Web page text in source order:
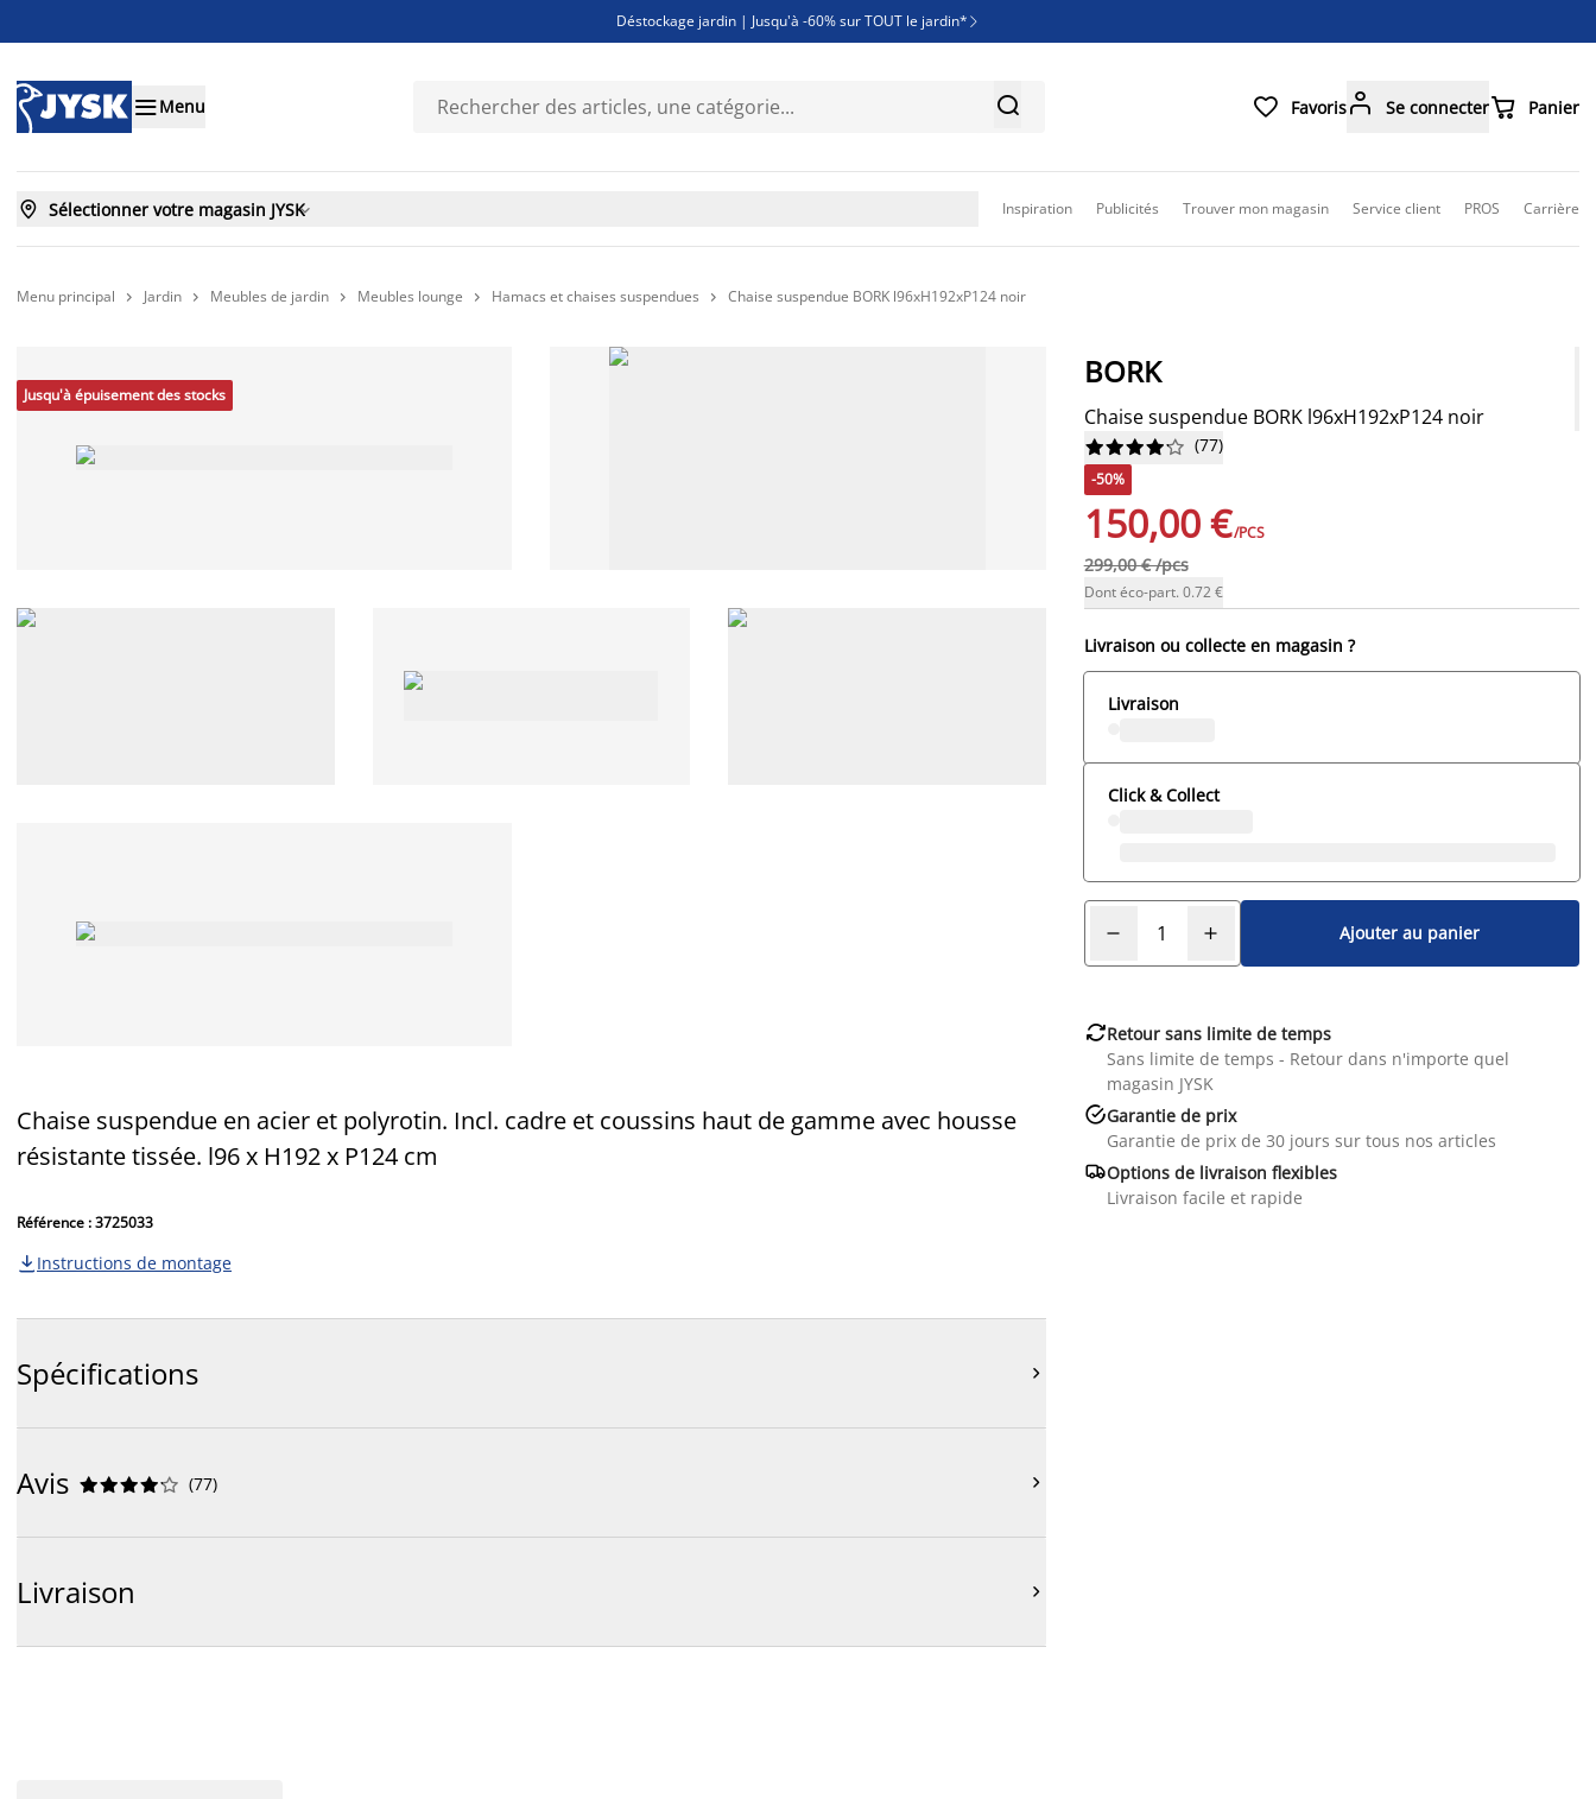
Déstockage jardin | Jusqu'à -60% sur TOUT le jardin* 
Découvrez les nouveautés de la collection
Menu   Favoris Se connecter Panier
 Sélectionner votre magasin JYSK Inspiration Publicités Trouver mon magasin Service client PROS Carrière
Menu principal  Jardin  Meubles de jardin  Meubles lounge  Hamacs et chaises suspendues  Chaise suspendue BORK l96xH192xP124 noir
Jusqu'à épuisement des stocks
Chaise suspendue en acier et polyrotin. Incl. cadre et coussins haut de gamme avec housse
résistante tissée. l96 x H192 x P124 cm
Référence : 3725033
 Instructions de montage
Spécifications 
Avis 




 (77) 
Livraison 
BORK
Chaise suspendue BORK l96xH192xP124 noir





 (77)
-50%
150,00 €/PCS
299,00 € /pcs
Dont éco-part. 0.72 €
Livraison ou collecte en magasin ?
Livraison
Click & Collect
Ajouter au panier
Retour sans limite de temps
Sans limite de temps - Retour dans n'importe quel
magasin JYSK
Garantie de prix
Garantie de prix de 30 jours sur tous nos articles
Options de livraison flexibles
Livraison facile et rapide